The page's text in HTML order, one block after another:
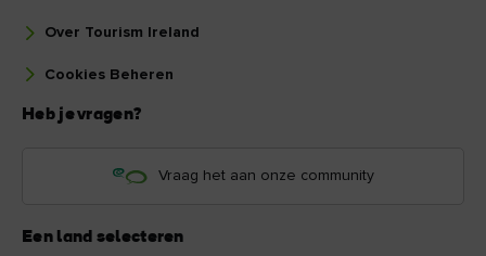
Over Tourism Ireland
Cookies Beheren
Heb je vragen?
Vraag het aan onze community
Een land selecteren